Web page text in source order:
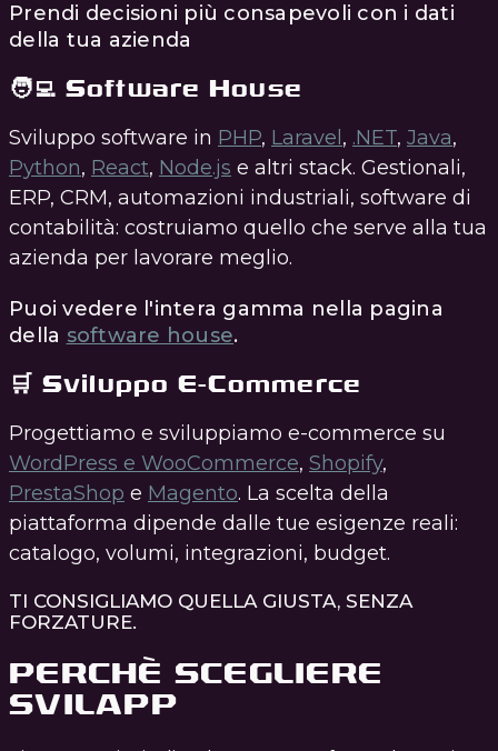
Prendi decisioni più consapevoli con i dati
della tua azienda
🧑‍💻 Software House
Sviluppo software in PHP, Laravel , .NET, Java,
Python, React, Node.js e altri stack. Gestionali,
ERP, CRM, automazioni industriali, software di
contabilità: costruiamo quello che serve alla tua
azienda per lavorare meglio.
Puoi vedere l'intera gamma nella pagina
della software house.
🛒 Sviluppo E-Commerce
Progettiamo e sviluppiamo e-commerce su
WordPress e WooCommerce, Shopify,
PrestaShop e Magento. La scelta della
piattaforma dipende dalle tue esigenze reali:
catalogo, volumi, integrazioni, budget.
TI CONSIGLIAMO QUELLA GIUSTA, SENZA
FORZATURE.
PERCHÈ SCEGLIERE
SVILAPP